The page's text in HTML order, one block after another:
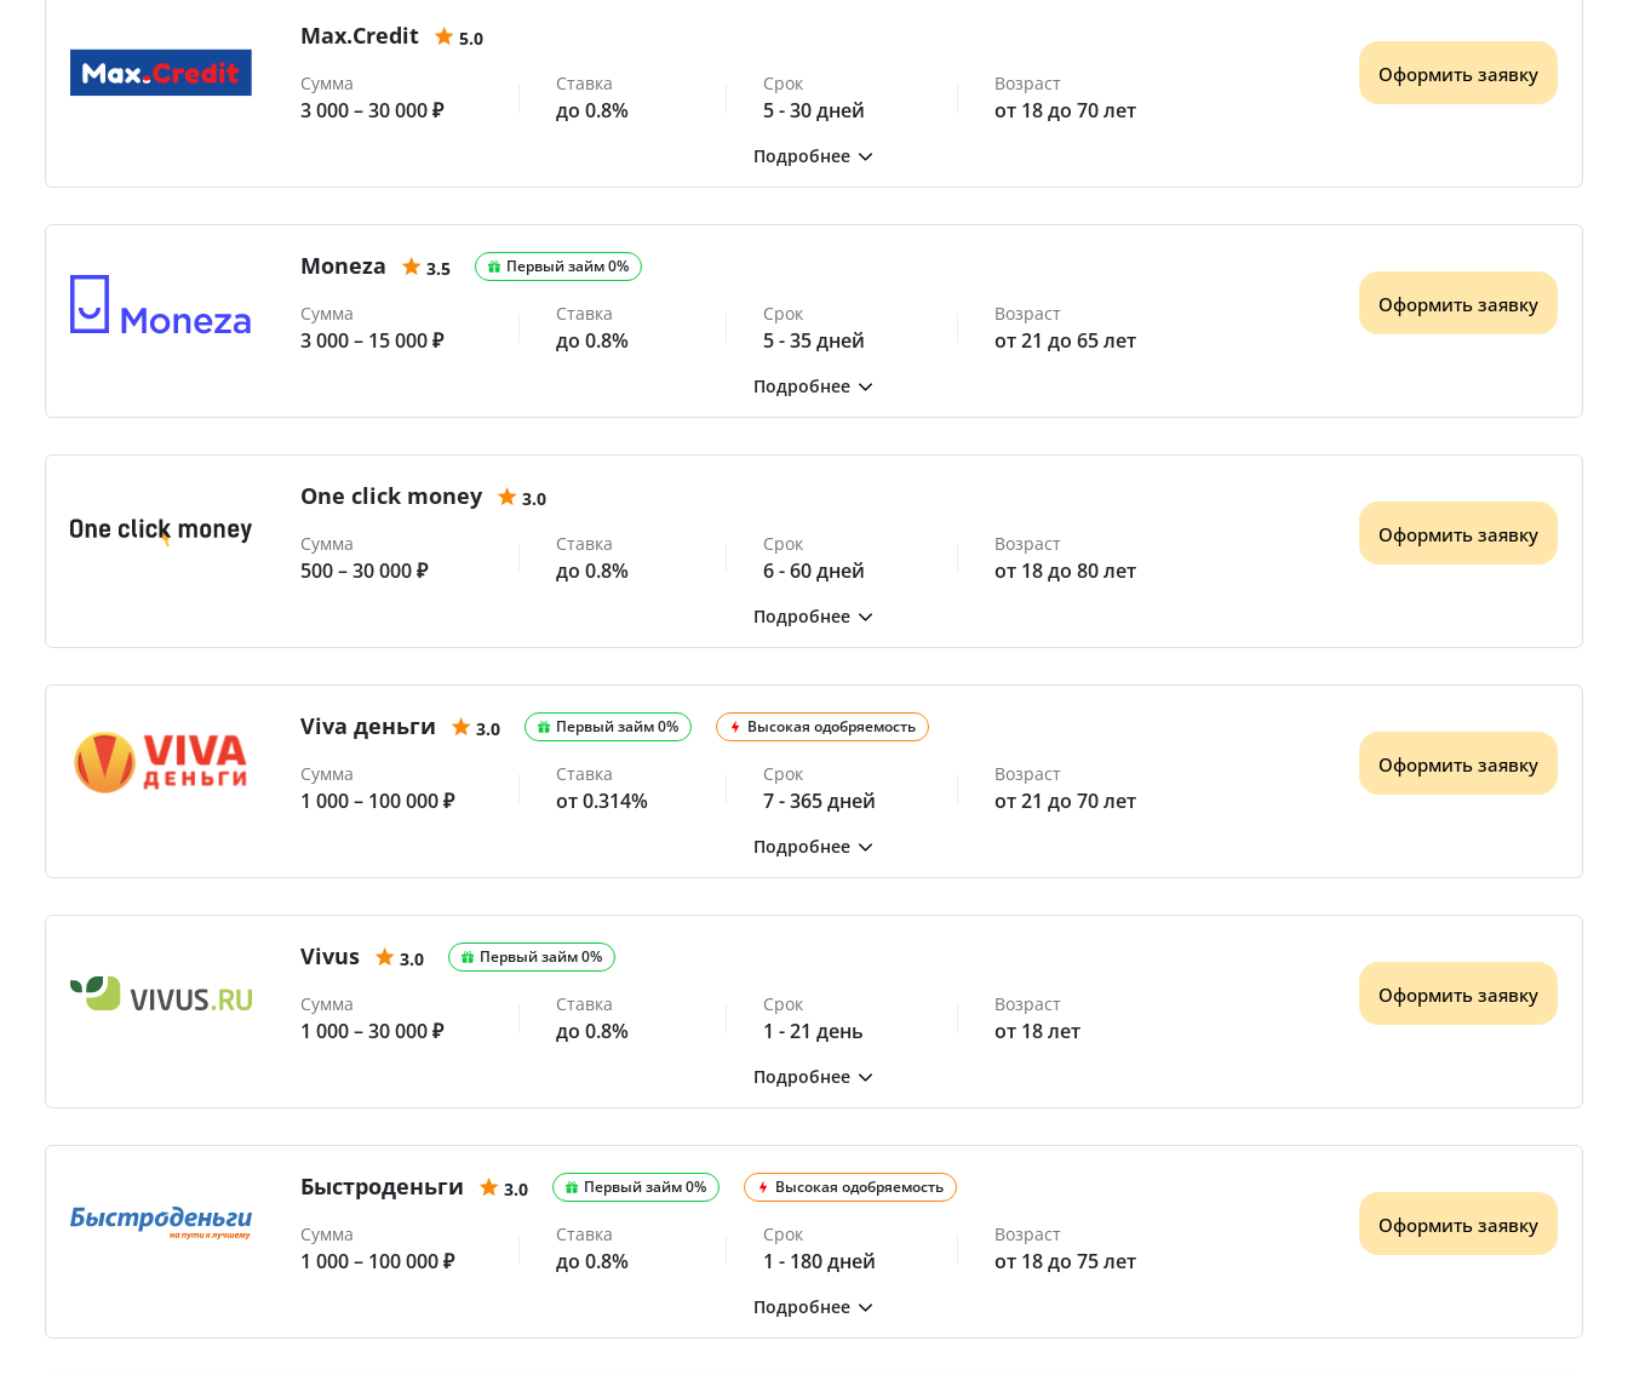
Max.Credit
5.0
Сумма
3 000 – 30 000 ₽
Ставка
до 0.8%
Срок
5 - 30 дней
Возраст
от 18 до 70 лет
Оформить заявку
Moneza 3.5 Первый займ 0%
Сумма
3 000 – 15 000 ₽
Ставка
до 0.8%
Срок
5 - 35 дней
Возраст
от 21 до 65 лет
Оформить заявку
One click money
3.0
Сумма
500 – 30 000 ₽
Ставка
до 0.8%
Срок
6 - 60 дней
Возраст
от 18 до 80 лет
Оформить заявку
Viva деньги 3.0 Первый займ 0% Высокая одобряемость
Сумма
1 000 – 100 000 ₽
Ставка
от 0.314%
Срок
7 - 365 дней
Возраст
от 21 до 70 лет
Оформить заявку
Vivus 3.0 Первый займ 0%
Сумма
1 000 – 30 000 ₽
Ставка
до 0.8%
Срок
1 - 21 день
Возраст
от 18 лет
Оформить заявку
Быстроденьги 3.0 Первый займ 0% Высокая одобряемость
Сумма
1 000 – 100 000 ₽
Ставка
до 0.8%
Срок
1 - 180 дней
Возраст
от 18 до 75 лет
Оформить заявку